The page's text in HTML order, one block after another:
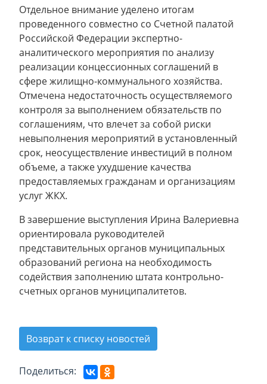
Отдельное внимание уделено итогам
проведенного совместно со Счетной палатой
Российской Федерации экспертно-
аналитического мероприятия по анализу
реализации концессионных соглашений в
сфере жилищно-коммунального хозяйства.
Отмечена недостаточность осуществляемого
контроля за выполнением обязательств по
соглашениям, что влечет за собой риски
невыполнения мероприятий в установленный
срок, неосуществление инвестиций в полном
объеме, а также ухудшение качества
предоставляемых гражданам и организациям
услуг ЖКХ.
В завершение выступления Ирина Валериевна
ориентировала руководителей
представительных органов муниципальных
образований региона на необходимость
содействия заполнению штата контрольно-
счетных органов муниципалитетов.
Возврат к списку новостей
Поделиться: